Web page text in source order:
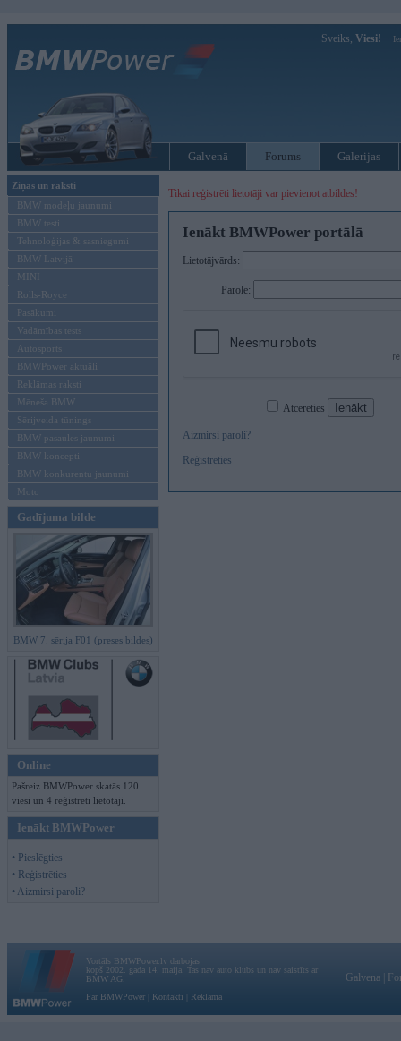
Sveiks, Viesi!
Galvenā Forums Galerijas
Ziņas un raksti
BMW modeļu jaunumi
BMW testi
Tehnoloģijas & sasniegumi
BMW Latvijā
MINI
Rolls-Royce
Pasākumi
Vadāmības tests
Autosports
BMWPower aktuāli
Reklāmas raksti
Mēneša BMW
Sērijveida tūnings
BMW pasaules jaunumi
BMW koncepti
BMW konkurentu jaunumi
Moto
Gadījuma bilde
BMW 7. sērija F01 (preses bildes)
Online
Pašreiz BMWPower skatās 120
viesi un 4 reģistrēti lietotāji.
Ienākt BMWPower
• Pieslēgties
• Reģistrēties
• Aizmirsi paroli?
Tikai reģistrēti lietotāji var pievienot atbildes!
Ienākt BMWPower portālā
Lietotājvārds:
Parole:
Atcerēties
Aizmirsi paroli?
Reģistrēties
Vortāls BMWPower.lv darbojas
kopš 2002. gada 14. maija. Tas nav auto klubs un nav saistīts ar
BMW AG.
Par BMWPower
Kontakti Reklāma
Galvena